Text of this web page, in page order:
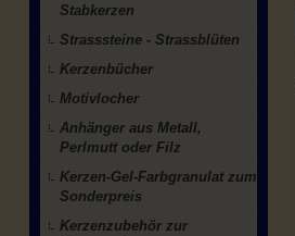
Stabkerzen
Strasssteine - Strassblüten
Kerzenbücher
Motivlocher
Anhänger aus Metall,
Perlmutt oder Filz
Kerzen-Gel-Farbgranulat zum
Sonderpreis
Kerzenzubehör zur